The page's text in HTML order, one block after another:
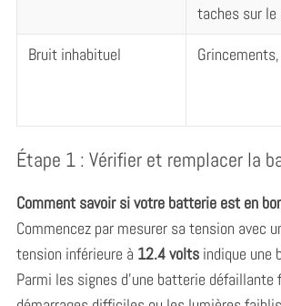
taches sur le
Bruit inhabituel
Étape 1 : Vérifier et remplacer la
Comment savoir si votre batterie est en
Commencez par mesurer sa tension avec
tension inférieure à 12.4 voltsindique une
Parmi les signes d’une batterie défaillante